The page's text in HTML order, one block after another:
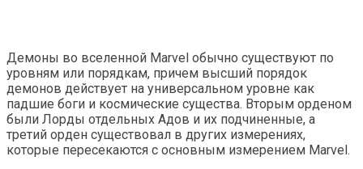
Демоны во вселенной Marvel обычно существуют по
уровням или порядкам, причем высший порядок
демонов действует на универсальном уровне как
падшие боги и космические существа. Вторым орденом
были Лорды отдельных Адов и их подчиненные, а
третий орден существовал в других измерениях,
которые пересекаются с основным измерением Marvel.